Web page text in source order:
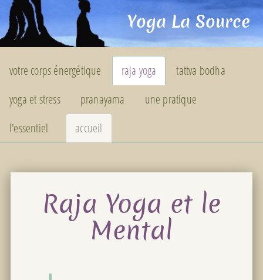
Yoga La Source
votre corps énergétique raja yoga
tattva bodha
yoga et stress
pranayama
une pratique
l'essentiel
accueil
Raja Yoga et le
Mental